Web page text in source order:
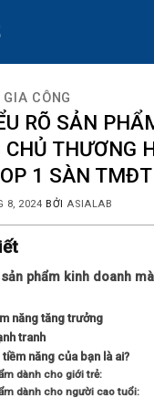
CÔNG
RÕ SẢN
THƯƠNG
1 SÀN TMĐT
8, 2024 BỞIASIALAB
phẩm kinh doanh
năng tăng trưởng
tranh
năng của bạn là ai?
dành cho giới trẻ:
dành cho người cao tuổi: